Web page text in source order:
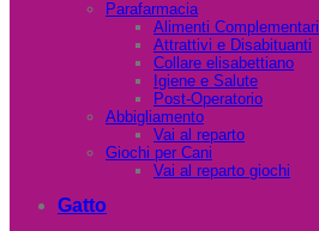
Parafarmacia
Alimenti Complementari
Attrattivi e Disabituanti
Collare elisabettiano
Igiene e Salute
Post-Operatorio
Abbigliamento
Vai al reparto
Giochi per Cani
Vai al reparto giochi
Gatto